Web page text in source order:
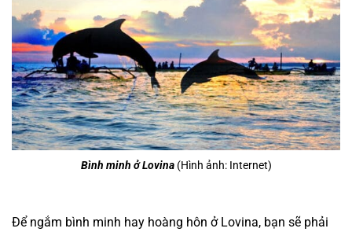
Bình minh ở Lovina(Hình ảnh: Internet)
Để ngắm bình minh hay hoàng hôn ở Lovina, bạn sẽ phải